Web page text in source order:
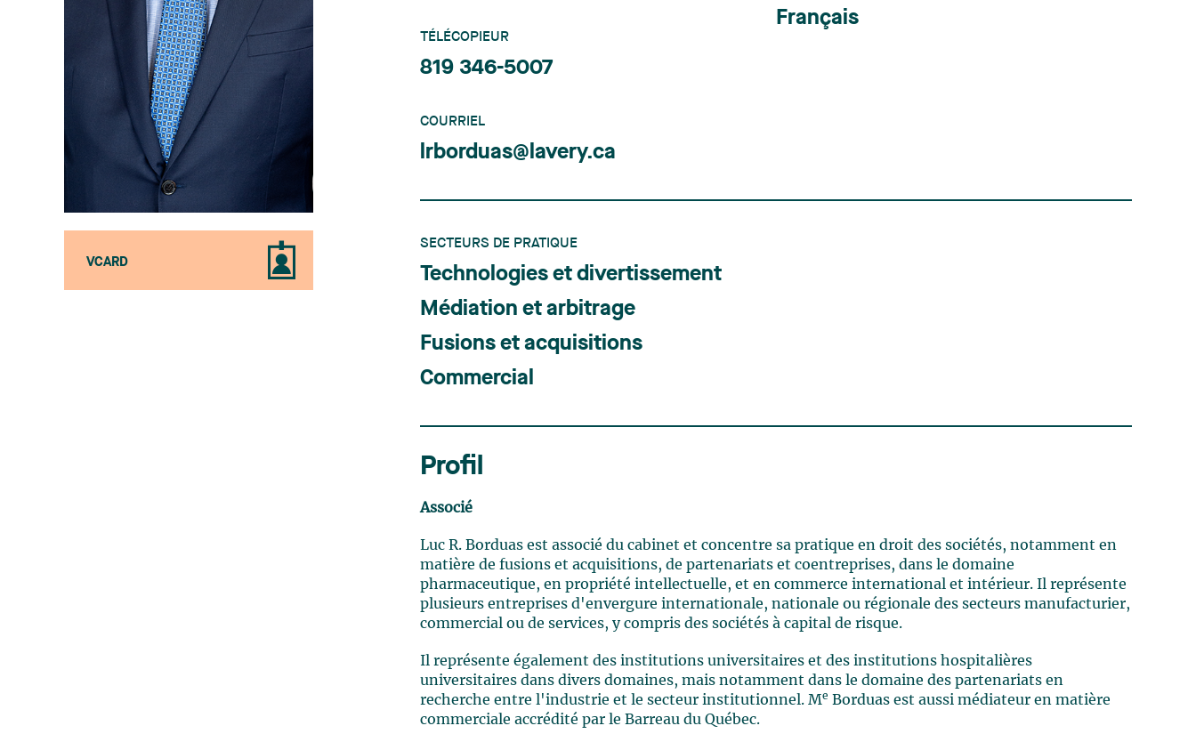
VCARD
TÉLÉCOPIEUR
819 346-5007
COURRIEL
lrborduas@lavery.ca
Français
SECTEURS DE PRATIQUE
Technologies et divertissement
Médiation et arbitrage
Fusions et acquisitions
Commercial
Profil
Associé
Luc R. Borduas est associé du cabinet et concentre sa pratique en droit des sociétés, notamment en
matière de fusions et acquisitions, de partenariats et coentreprises, dans le domaine
pharmaceutique, en propriété intellectuelle, et en commerce international et intérieur. Il représente
plusieurs entreprises d'envergure internationale, nationale ou régionale des secteurs manufacturier,
commercial ou de services, y compris des sociétés à capital de risque.
Il représente également des institutions universitaires et des institutions hospitalières
universitaires dans divers domaines, mais notamment dans le domaine des partenariats en
recherche entre l'industrie et le secteur institutionnel. Me Borduas est aussi médiateur en matière
commerciale accrédité par le Barreau du Québec.